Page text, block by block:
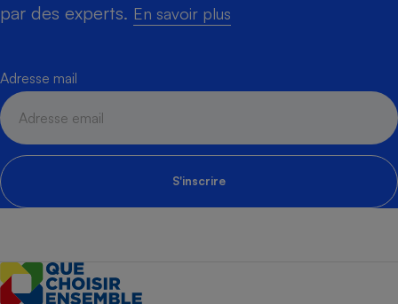
par des experts. En savoir plus
Adresse mail
S'inscrire